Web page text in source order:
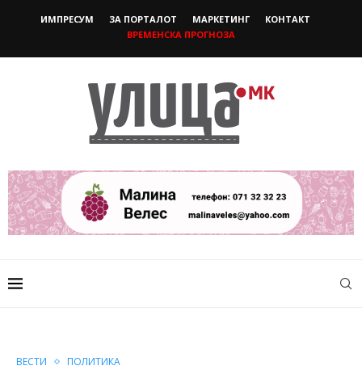
ИМПРЕСУМ ЗА ПОРТАЛОТ МАРКЕТИНГ
КОНТАКТ
ВРЕМЕНСКА ПРОГНОЗА
ВЕСТИ ПОЛИТИКА